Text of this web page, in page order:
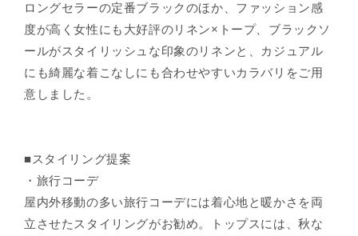
ロングセラーの定番ブラックのほか、ファッション感
度が高く女性にも大好評のリネン×トープ、ブラックソ
ールがスタイリッシュな印象のリネンと、カジュアル
にも綺麗な着こなしにも合わせやすいカラバリをご用
意しました。
■スタイリング提案
・旅行コーデ
屋内外移動の多い旅行コーデには着心地と暖かさを両
立させたスタイリングがお勧め。トップスには、秋な